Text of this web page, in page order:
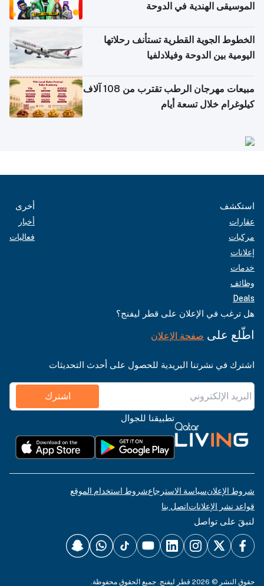
الموسيقى الهندية في الدوحة
الخطوط الجوية القطرية تستأنف رحلاتها
اليومية بين الدوحة وفيلادلفيا
مبيعات مهرجان الرطب تقترب من 108 آلاف
كيلوغرام خلال تسعة أيام
استكشف
عقارات
مركبات
إعلانات
خدمات
وظائف
Deals
أخرى
أخبار
فعاليات
هل ترغب في الإعلان على قطر ليفنج؟
اطّلع على صفحة الإعلان
اشترك في نشرتنا البريدية للحصول على أحدث التحديثات
اشترك
تطبيقنا للجوال
شروط الإعلانسياسة الاسترجاعشروط استخدام الموقع
قواعد نشر الإعلاناتاتصل بنا
لنبقَ على تواصل
حقوق النشر © 2026 قطر ليفنج. جميع الحقوق محفوظة.